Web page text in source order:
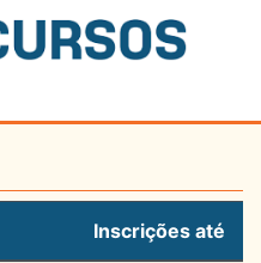
Inscrições até